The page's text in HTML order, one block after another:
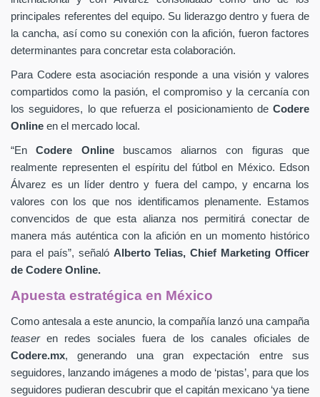
principales referentes del equipo. Su liderazgo dentro y fuera de
la cancha, así como su conexión con la afición, fueron factores
determinantes para concretar esta colaboración.
Para Codere esta asociación responde a una visión y valores
compartidos como la pasión, el compromiso y la cercanía con
los seguidores, lo que refuerza el posicionamiento de Codere
Online en el mercado local.
“EnCodere Onlinebuscamos aliarnos con figuras que
realmente representen el espíritu del fútbol en México. Edson
Álvarez es un líder dentro y fuera del campo, y encarna los
valores con los que nos identificamos plenamente. Estamos
convencidos de que esta alianza nos permitirá conectar de
manera más auténtica con la afición en un momento histórico
para el país”, señaló Alberto Telias,Chief Marketing Officer
de Codere Online.
Apuesta estratégica en México
Como antesala a este anuncio, la compañía lanzó una campaña
teaseren redes sociales fuera de los canales oficiales de
Codere.mx,
generando una gran expectación entre sus
seguidores, lanzando imágenes a modo de ‘pistas’, para que los
seguidores pudieran descubrir que el capitán mexicano ‘ya tiene